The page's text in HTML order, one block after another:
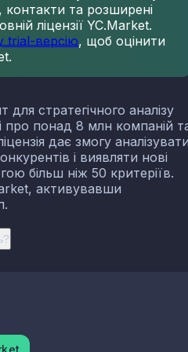
контакти та розширені
ліцензії YC.Market.
trial-версію, щоб оцінити
стратегічного аналізу
про понад 8 млн компаній
дає змогу
і виявляти нові
більш ніж 50 критеріїв.
активувавши
скла
інших скляних
плиток і плит
черепиці та інших
глини
і декоративних
санітарно-технічних
електроізоляторів та
керамічних виробів
та гіпсових сумішей